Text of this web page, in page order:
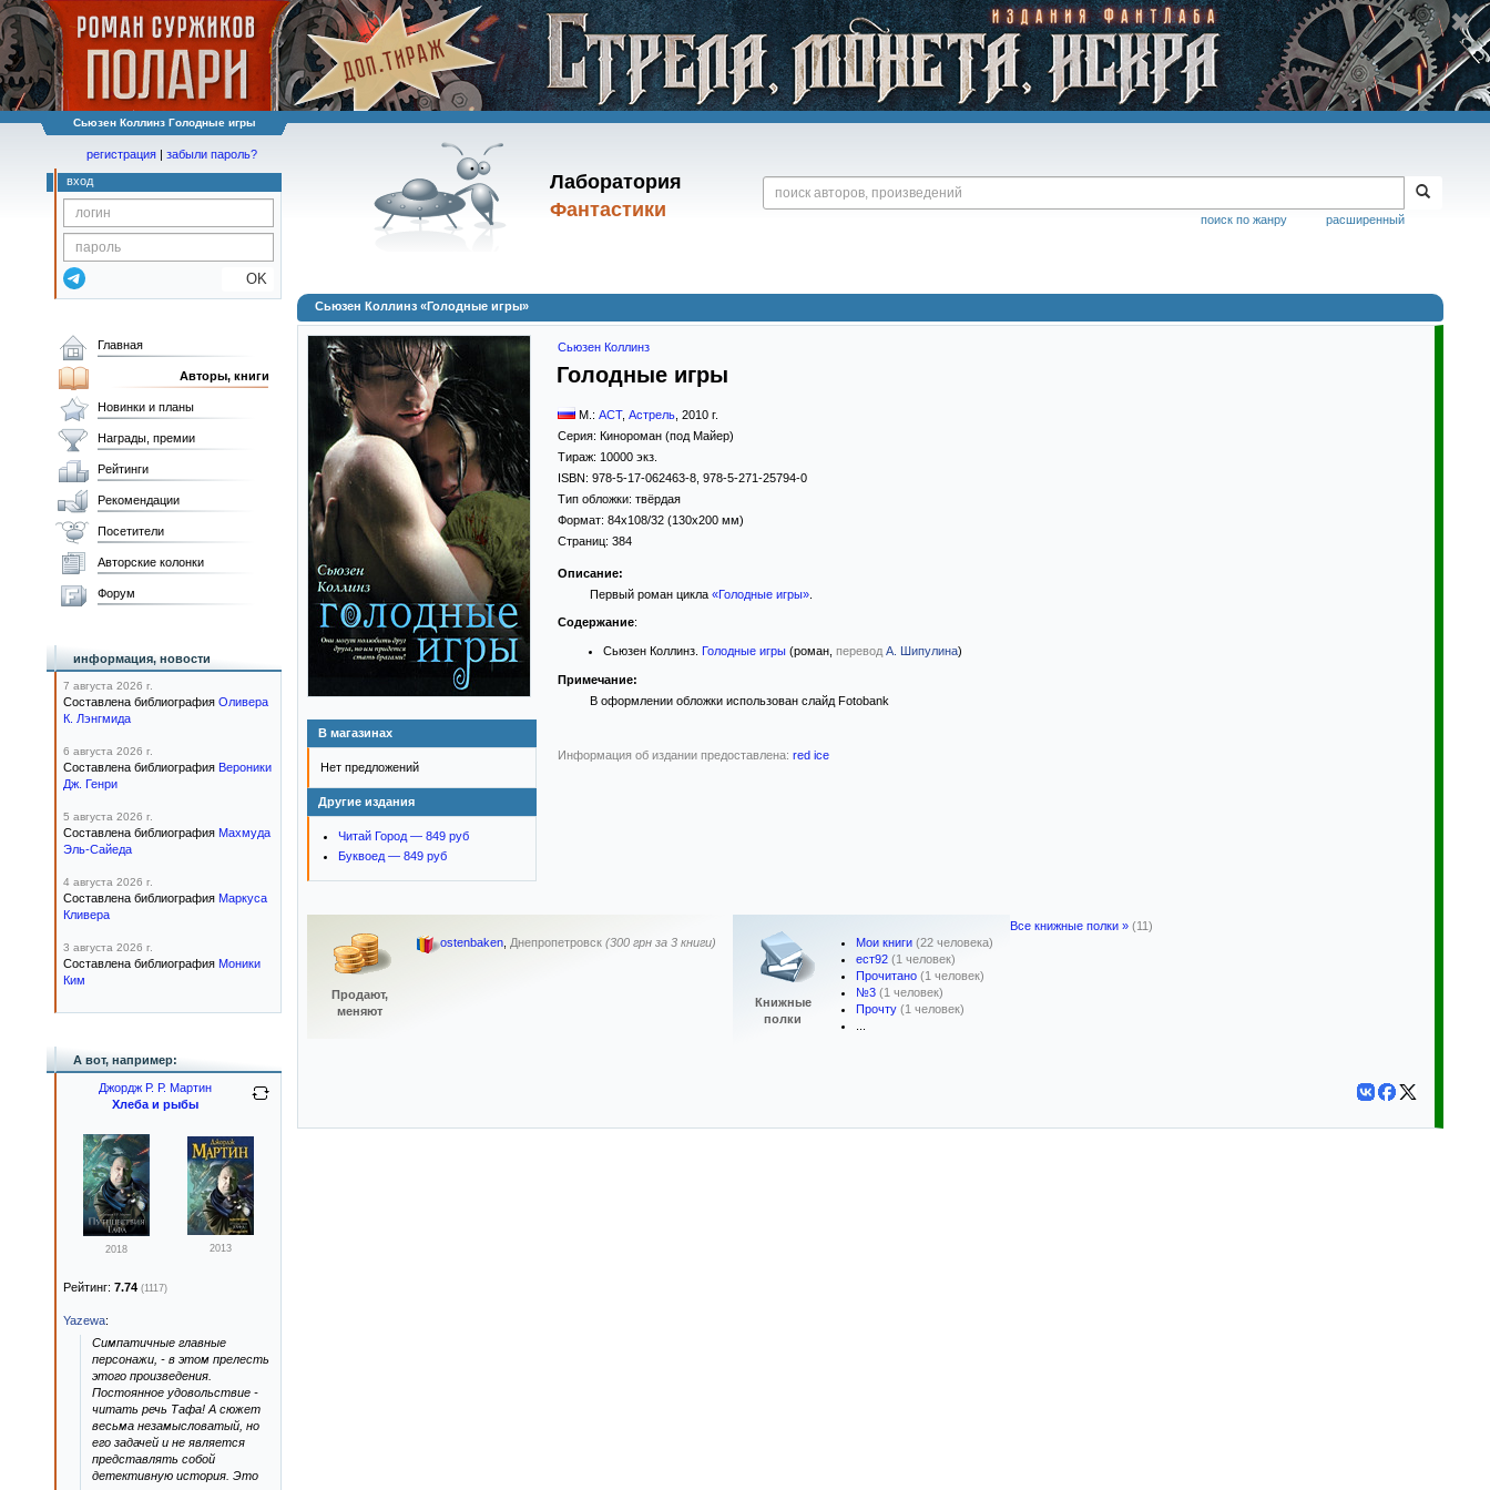
Сьюзен Коллинз Голодные игры
Лаборатория
Фантастики
расширенный
поиск по жанру
регистрация | забыли пароль?
вход
OK
Сьюзен Коллинз «Голодные игры»
В магазинах
Нет предложений
Другие издания
Читай Город — 849 руб
Буквоед — 849 руб
Сьюзен Коллинз
Голодные игры
М.: АСТ, Астрель 2010 г.
Серия: Кинороман (под Майер)
Тираж: 10000 экз.
ISBN: 978-5-17-062463-8, 978-5-271-25794-0
Тип обложки: твёрдая
Формат: 84x108/32 (130x200 мм)
Страниц: 384
Описание:
Первый роман цикла «Голодные игры».
Содержание:
Сьюзен Коллинз. Голодные игры (роман, перевод А. Шипулина)
Примечание:
В оформлении обложки использован слайд Fotobank
Информация об издании предоставлена: red ice
Продают,
меняют
ostenbaken, Днепропетровск (300 грн за 3 книги)
Книжные
полки
Мои книги (22 человека)
ест92 (1 человек)
Прочитано (1 человек)
№3 (1 человек)
Прочту (1 человек)
Все книжные полки » (11)
Главная
Авторы, книги
Новинки и планы
Награды, премии
Рейтинги
Рекомендации
Посетители
Авторские колонки
Форум
информация, новости
7 августа 2026 г.
Составлена библиография Оливера
К. Лэнгмида
6 августа 2026 г.
Составлена библиография Вероники
Дж. Генри
5 августа 2026 г.
Составлена библиография Махмуда
Эль-Сайеда
4 августа 2026 г.
Составлена библиография Маркуса
Кливера
3 августа 2026 г.
Составлена библиография Моники
Ким
А вот, например:
Джордж Р. Р. Мартин
Хлеба и рыбы
2018 2013
Рейтинг: 7.74 (1117)
Yazewa:
Симпатичные главные
персонажи, - в этом прелесть
этого произведения.
Постоянное удовольствие -
читать речь Тафа! А сюжет
весьма незамысловатый, но
его задачей и не является
представлять собой
детективную история. Это